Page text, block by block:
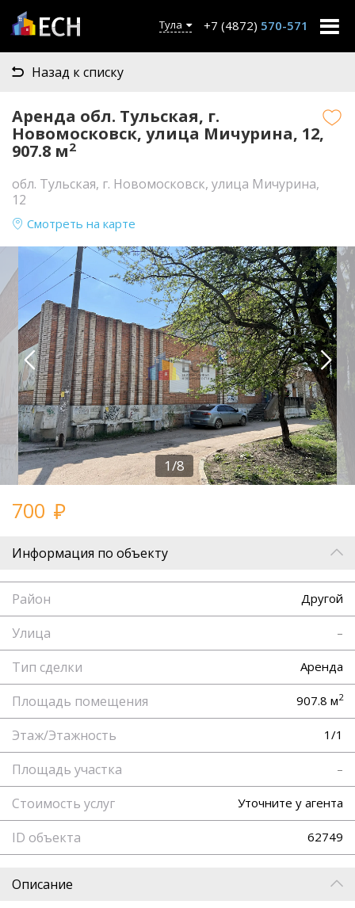
Тула +7 (4872) 570-571
Назад к списку
Аренда обл. Тульская, г.
Новомосковск, улица Мичурина, 12,
907.8 м2
обл. Тульская, г. Новомосковск, улица Мичурина,
12
Смотреть на карте
1/8
700
Информация по объекту
Район Другой
Улица –
Тип сделки Аренда
Площадь помещения 907.8 м2
Этаж/Этажность 1/1
Площадь участка –
Стоимость услуг Уточните у агента
ID объекта 62749
Описание